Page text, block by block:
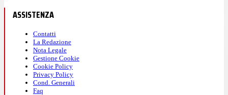
ASSISTENZA
Contatti
La Redazione
Nota Legale
Gestione Cookie
Cookie Policy
Privacy Policy
Cond. Generali
Faq